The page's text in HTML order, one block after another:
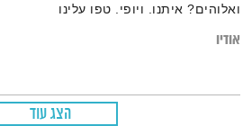
ואלוהים? איתנו. ויופי. טפו עלינו
אודיו
הצג עוד